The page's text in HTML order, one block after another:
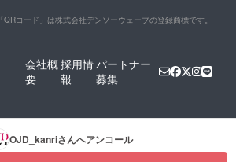
「QRコード」は株式会社デンソーウェーブの登録商標です。
会社概
要
採用情
報
パートナー
募集
OJD_kanriさんへアンコール